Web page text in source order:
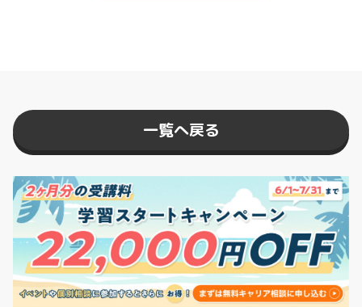
一覧へ戻る